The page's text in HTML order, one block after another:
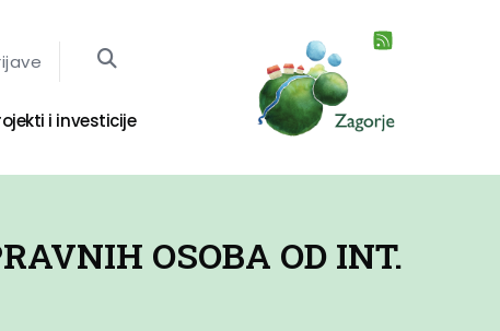
i investicije
OSOBA OD INT.